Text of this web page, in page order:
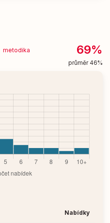
metodika
69%
průměr 46%
Nabídky